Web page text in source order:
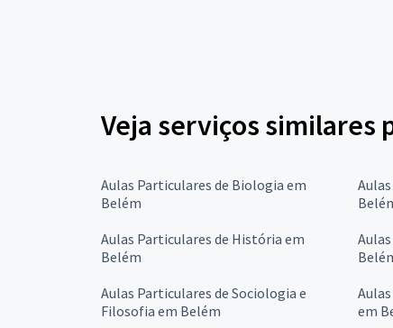
Veja serviços similares
Aulas Particulares de Biologia em
Belém
Aulas Particulares de História em
Belém
Aulas Particulares de Sociologia e
Filosofia em Belém
em